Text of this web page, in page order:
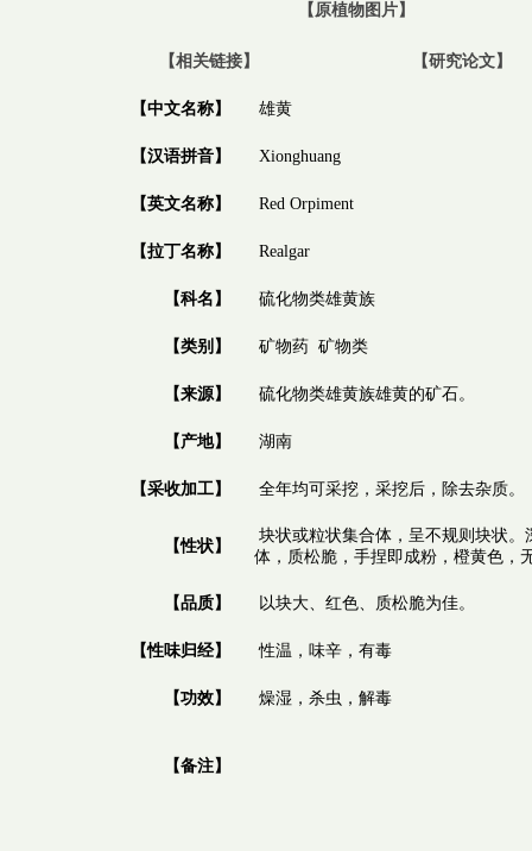
【原植物图片】
【相关链接】 【研究论文】
【中文名称】 雄黄
【汉语拼音】 Xionghuang
【英文名称】 Red Orpiment
【拉丁名称】 Realgar
【科名】 硫化物类雄黄族
【类别】 矿物药 矿物类
【来源】 硫化物类雄黄族雄黄的矿石。
【产地】 湖南
【采收加工】 全年均可采挖，采挖后，除去杂质。
【性状】
块状或粒状集合体，呈不规则块状
体，质松脆，手捏即成粉，橙黄色，
【品质】 以块大、红色、质松脆为佳。
【性味归经】 性温，味辛，有毒
【功效】 燥湿，杀虫，解毒
【备注】